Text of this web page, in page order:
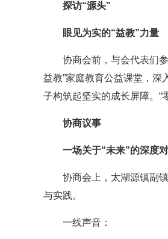
探访“源头”
眼见为实的“益教”力量
协商会前，与会代表们
益教”家庭教育公益课堂，深
子构筑起坚实的成长屏障。“
协商议事
一场关于“未来”的深度
协商会上，太湖源镇副
与实践。
一线声音：